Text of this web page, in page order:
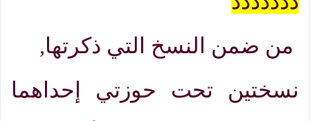
من ضمن النسخ التي ذكرتها,
نسختين تحت حوزتي إحداهما